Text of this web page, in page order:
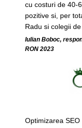
cu costuri de 40-
pozitive si, per
Radu si colegii
Iulian Boboc,
RON 2023
Optimizarea